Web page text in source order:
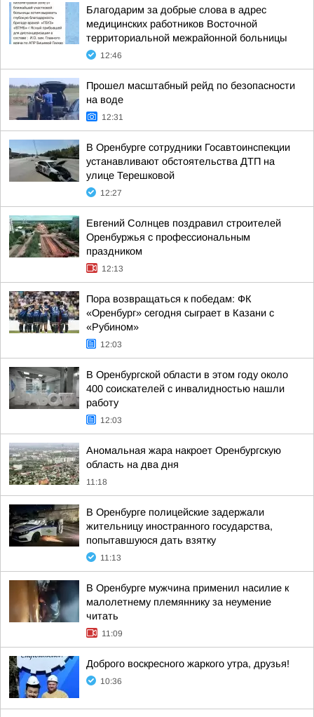
Благодарим за добрые слова в адрес
медицинских работников Восточной
территориальной межрайонной больницы
12:46
Прошел масштабный рейд по безопасности
на воде
12:31
В Оренбурге сотрудники Госавтоинспекции
устанавливают обстоятельства ДТП на
улице Терешковой
12:27
Евгений Солнцев поздравил строителей
Оренбуржья с профессиональным
праздником
12:13
Пора возвращаться к победам: ФК
«Оренбург» сегодня сыграет в Казани с
«Рубином»
12:03
В Оренбургской области в этом году около
400 соискателей с инвалидностью нашли
работу
12:03
Аномальная жара накроет Оренбургскую
область на два дня
11:18
В Оренбурге полицейские задержали
жительницу иностранного государства,
попытавшуюся дать взятку
11:13
В Оренбурге мужчина применил насилие к
малолетнему племяннику за неумение
читать
11:09
Доброго воскресного жаркого утра, друзья!
10:36